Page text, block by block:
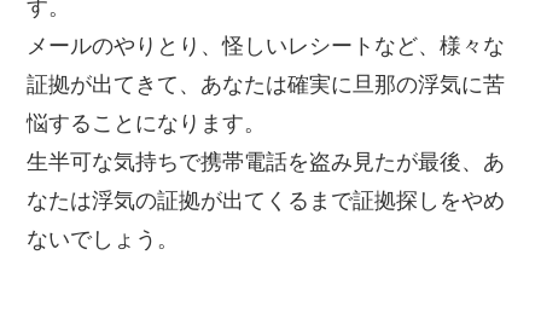
す。
メールのやりとり、怪しいレシートなど、様々な
証拠が出てきて、あなたは確実に旦那の浮気に苦
悩することになります。
生半可な気持ちで携帯電話を盗み見たが最後、あ
なたは浮気の証拠が出てくるまで証拠探しをやめ
ないでしょう。